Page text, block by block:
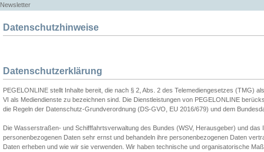
Newsletter
Datenschutzhinweise
Datenschutzerklärung
PEGELONLINE stellt Inhalte bereit, die nach § 2, Abs. 2 des Telemediengesetzes (TMG)
VI als Mediendienste zu bezeichnen sind. Die Dienstleistungen von PEGELONLINE
die Regeln der Datenschutz-Grundverordnung (DS-GVO, EU 2016/679) und dem
Die Wasserstraßen- und Schifffahrtsverwaltung des Bundes (WSV, Herausgeber) und
personenbezogenen Daten sehr ernst und behandeln ihre personenbezogenen Daten
Daten erheben und wie wir sie verwenden. Wir haben technische und organisatorische